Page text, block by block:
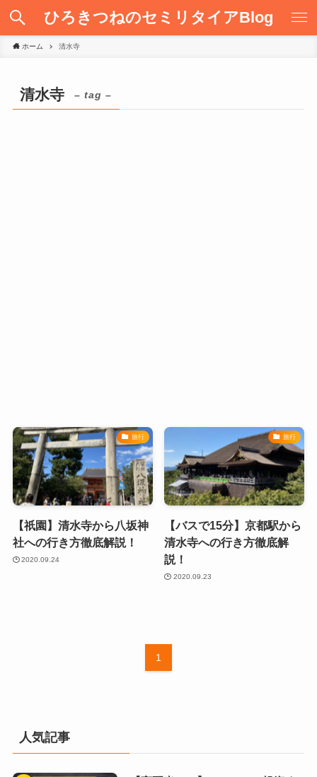
ひろきつねのセミリタイアBlog
ホーム 清水寺
清水寺 – tag –
旅行
【祇園】清水寺から八坂神
社への行き方徹底解説！
2020.09.24
旅行
【バスで15分】京都駅から
清水寺への行き方徹底解
説！
2020.09.23
1
人気記事